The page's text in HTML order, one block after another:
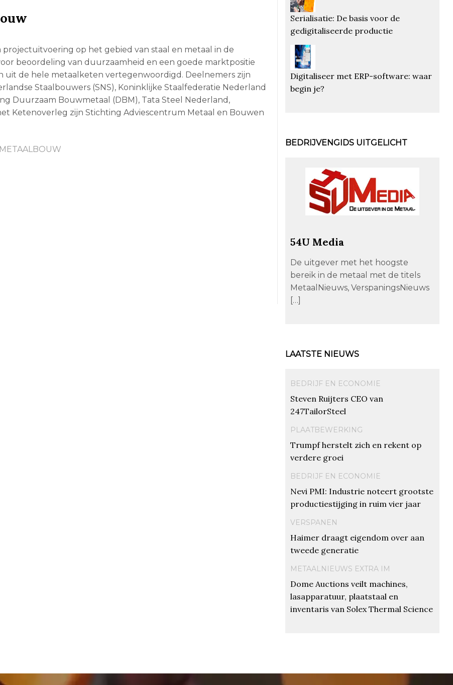
op het gebied van staal en metaal in de
beoordeling van duurzaamheid en een goede marktpositie
uit de hele metaalketen vertegenwoordigd. Deelnemers zijn
Staalbouwers (SNS), Koninklijke Staalfederatie Nederland
Duurzaam Bouwmetaal (DBM), Tata Steel Nederland,
Ketenoverleg zijn Stichting Adviescentrum Metaal en Bouwen
METAALBOUW
Serialisatie: De basis voor de
gedigitaliseerde productie
Digitaliseer met ERP-software: waar
begin je?
BEDRIJVENGIDS UITGELICHT
54U Media
De uitgever met het hoogste
bereik in de metaal met de titels
MetaalNieuws, VerspaningsNieuws
[…]
LAATSTE NIEUWS
BEDRIJF EN ECONOMIE
Steven Ruijters CEO van
247TailorSteel
PLAATBEWERKING
Trumpf herstelt zich en rekent op
verdere groei
BEDRIJF EN ECONOMIE
Nevi PMI: Industrie noteert grootste
productiestijging in ruim vier jaar
VERSPANEN
Haimer draagt eigendom over aan
tweede generatie
METAALNIEUWS EXTRA IM
Dome Auctions veilt machines,
lasapparatuur, plaatstaal en
inventaris van Solex Thermal Science